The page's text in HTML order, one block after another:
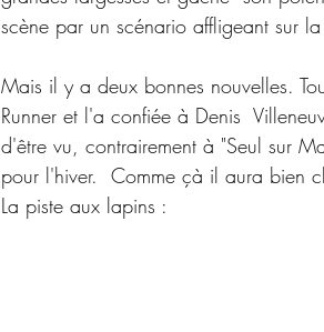
scène par un scénario affligeant sur
Mais il y a deux bonnes nouvelles.
Runner et l'a confiée à Denis
d'être vu, contrairement à "Seul sur
pour l'hiver.  Comme çà il aura bien
La piste aux lapins :